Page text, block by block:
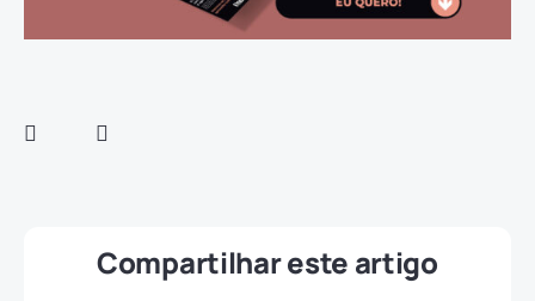
Compartilhar este artigo